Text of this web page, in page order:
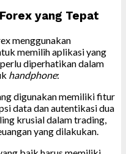
yang Tepat
menggunakan
memilih aplikasi yang
diperhatikan dalam
handphone:
digunakan memiliki fitur
data dan autentikasi dua
krusial dalam trading,
yang dilakukan.